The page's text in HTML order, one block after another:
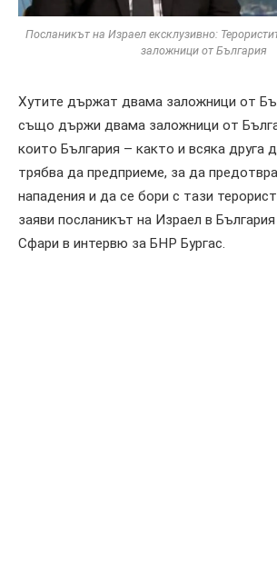
Посланикът на Израел ексклузивно:
заложници от България
Хутите държат двама заложници от
също държи двама заложници от
които България – както и всяка друга
трябва да предприеме, за да
нападения и да се бори с тази
заяви посланикът на Израел в
Сфари в интервю за БНР Бургас.